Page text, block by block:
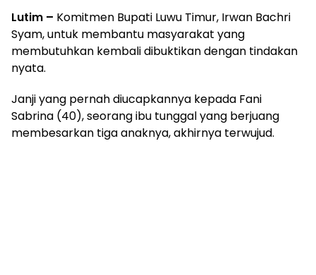
Lutim – Komitmen Bupati Luwu Timur, Irwan Bachri
Syam, untuk membantu masyarakat yang
membutuhkan kembali dibuktikan dengan tindakan
nyata.
Janji yang pernah diucapkannya kepada Fani
Sabrina (40), seorang ibu tunggal yang berjuang
membesarkan tiga anaknya, akhirnya terwujud.